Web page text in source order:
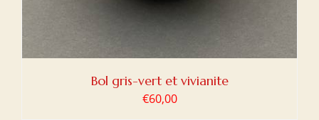
Bol gris-vert et vivianite
€60,00